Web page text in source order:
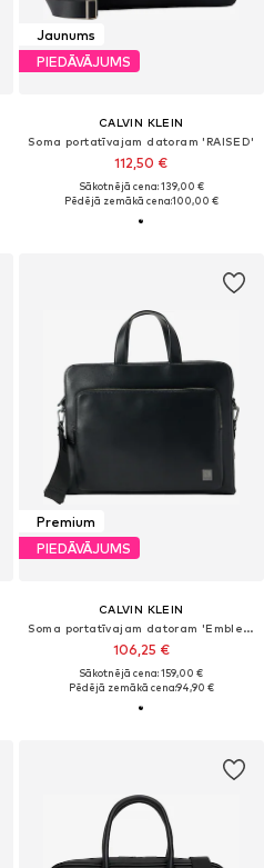
Jaunums
PIEDĀVĀJUMS
CALVIN KLEIN
Soma portatīvajam datoram 'RAISED'
112,50 €
Sākotnējā cena: 139,00 €
Pēdējā zemākā cena:100,00 €
Premium
PIEDĀVĀJUMS
CALVIN KLEIN
Soma portatīvajam datoram 'Emblem Hardware'
106,25 €
Sākotnējā cena: 159,00 €
Pēdējā zemākā cena:94,90 €